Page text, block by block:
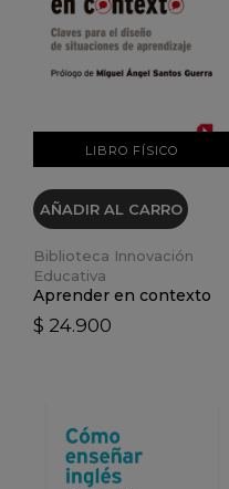
LIBRO FÍSICO
VER DETALLES
AÑADIR AL CARRO
Biblioteca Innovación
Educativa
Aprender en contexto
$ 24.900